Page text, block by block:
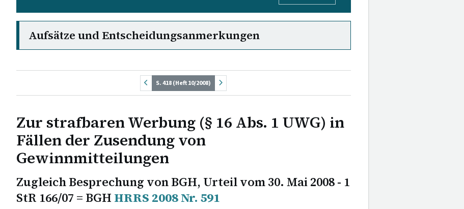
Aufsätze und Entscheidungsanmerkungen
S. 418 (Heft 10/2008)
Zur strafbaren Werbung (§ 16 Abs. 1 UWG) in
Fällen der Zusendung von
Gewinnmitteilungen
Zugleich Besprechung von BGH, Urteil vom 30. Mai 2008 - 1
StR 166/07 = BGH HRRS 2008 Nr. 591